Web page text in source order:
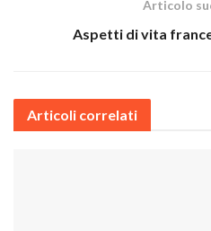
Articolo
Aspetti di vita
Articoli correlati